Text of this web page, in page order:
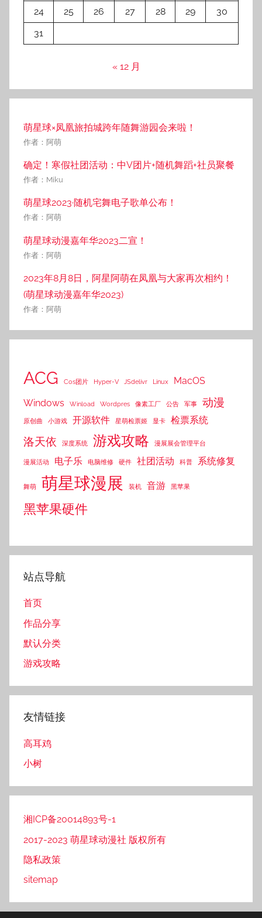
24
25 26 27 28 29
30
31
« 12 月
萌星球×凤凰旅拍城跨年随舞游园会来啦！
作者：阿萌
确定！寒假社团活动：中V团片+随机舞蹈+社员聚餐
作者：Miku
萌星球2023·随机宅舞电子歌单公布！
作者：阿萌
萌星球动漫嘉年华2023二宣！
作者：阿萌
2023年8月8日，阿星阿萌在凤凰与大家再次相约！
(萌星球动漫嘉年华2023)
作者：阿萌
ACG Cos团片 Hyper-V JSdelivr Linux
MacOS
Windows
Winload Wordpres 像素工厂 公告 军事 动漫
原创曲 小游戏 开源软件 星萌检票姬 显卡 检票系统
洛天依 深度系统 游戏攻略 漫展展会管理平台
漫展活动 电子乐 电脑维修 硬件 社团活动 科普 系统修复
舞萌 萌星球漫展 装机 音游 黑苹果
黑苹果硬件
站点导航
首页
作品分享
默认分类
游戏攻略
友情链接
高耳鸡
小树
湘ICP备20014893号-1
2017-2023 萌星球动漫社 版权所有
隐私政策
sitemap